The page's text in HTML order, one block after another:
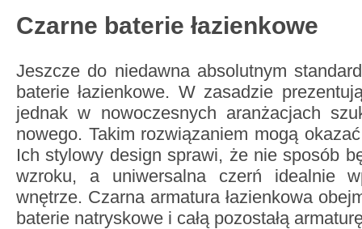
Czarne baterie łazienkowe
Jeszcze do niedawna absolutnym
baterie łazienkowe. W zasadzie
jednak w nowoczesnych aranżacjach
nowego. Takim rozwiązaniem mogą
Ich stylowy design sprawi, że nie sposób
wzroku, a uniwersalna czerń idealnie
wnętrze. Czarna armatura łazienkowa
baterie natryskowe i całą pozostałą